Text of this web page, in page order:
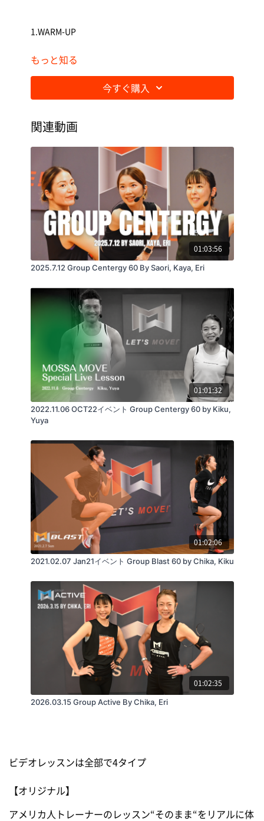
1.WARM-UP
Hang On / NEEDTOBREATHE
2.LEGS
Rise Up / Skillet
3.CHEST
The Buzz / New World Sound & Timmy Trumpet
4.BACK & LEGS
Embrace The Power / Melodie MC feat. Jocelyn
5.TRICEPS
Hit The Road Jack / Throttle
6.BICEPS
Money / Oh the Larceny
7.MORE LEGS
Indestructible / Goo Goo Dolls
8.SHOULDERS
Bawdy / Dillon Francis & TV Noise feat. Big Freedia
Bring It On Home / American Authors feat. Phillip
もっと知る
今すぐ購入
関連動画
01:03:56
2025.7.12 Group Centergy 60 By Saori, Kaya, Eri
01:01:32
2022.11.06 OCT22イベント Group Centergy 60 by Kiku,
Yuya
01:02:06
2021.02.07 Jan21イベント Group Blast 60 by Chika, Kiku
01:02:35
2026.03.15 Group Active By Chika, Eri
ビデオレッスンは全部で4タイプ
【オリジナル】
アメリカ人トレーナーのレッスン“そのまま“をリアルに体